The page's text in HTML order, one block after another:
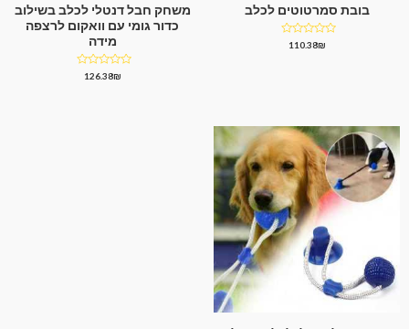
בובת סמרטוטים לכלב
דורג110.38₪
משחק חבל דנטלי לכלב בשילוב
כדור גומי עם וואקום לרצפה
מידה
דורג126.38₪